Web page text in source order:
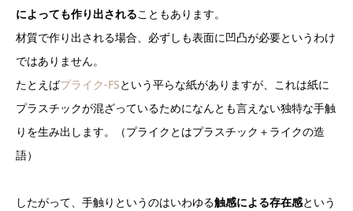
によっても作り出されることもあります。
材質で作り出される場合、必ずしも表面に凹凸が必要というわけ
ではありません。
たとえばプライク-FSという平らな紙がありますが、これは紙に
プラスチックが混ざっているためになんとも言えない独特な手触
りを生み出します。（プライクとはプラスチック＋ライクの造
語）
したがって、手触りというのはいわゆる触感による存在感という